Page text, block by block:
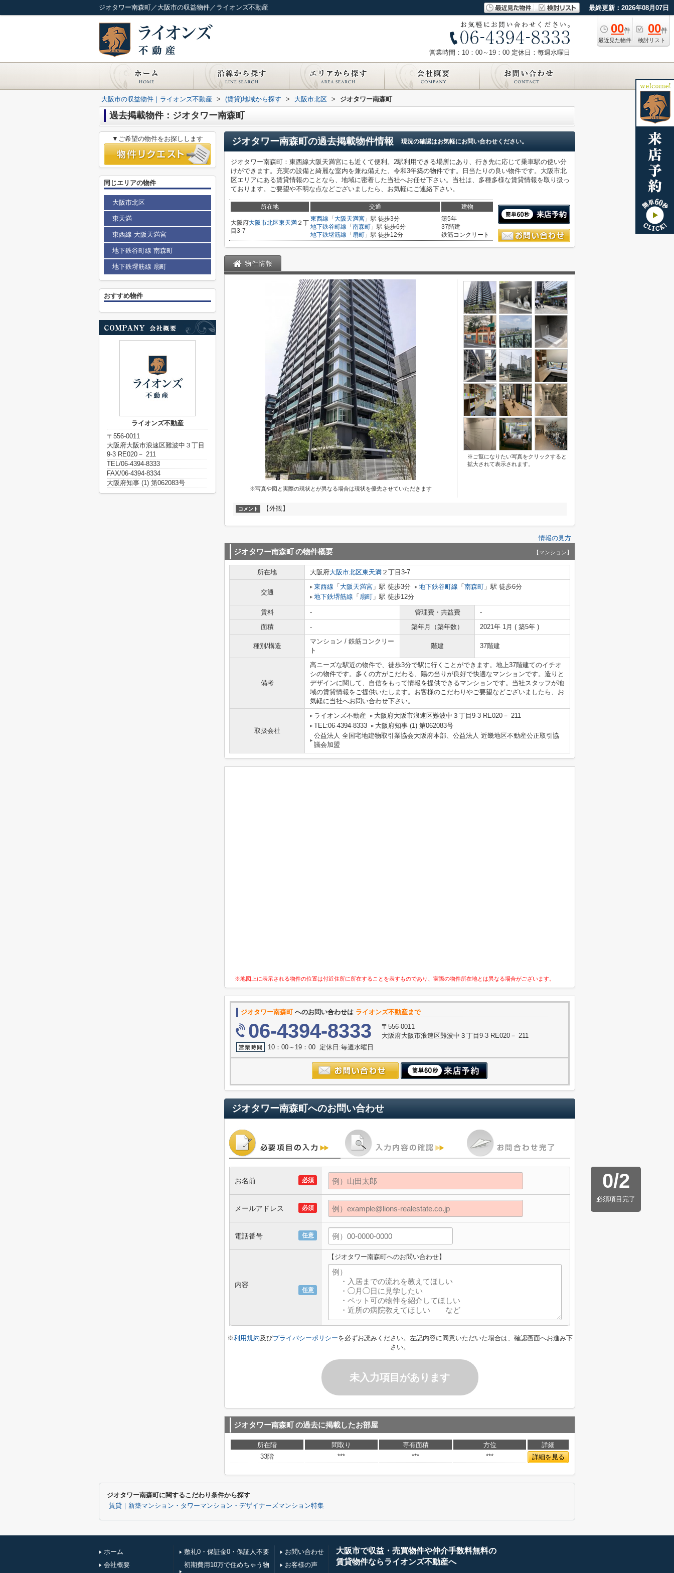
ジオタワー南森町／大阪市の収益物件／ライオンズ不動産 最終更新：2026年08月07日
00件
最近見た物件
00件
検討リスト
営業時間：10：00～19：00 定休日：毎週水曜日
大阪市の収益物件｜ライオンズ不動産 > (賃貸)地域から探す > 大阪市北区 > ジオタワー南森町
過去掲載物件：ジオタワー南森町
ジオタワー南森町の過去掲載物件情報 現況の確認はお気軽にお問い合わせください。
ジオタワー南森町：東西線大阪天満宮にも近くて便利。2駅利用できる場所にあり、行き先に応じて乗車駅の使い分
けができます。充実の設備と綺麗な室内を兼ね備えた、令和3年築の物件です。日当たりの良い物件です。大阪市北
区エリアにある賃貸情報のことなら、地域に密着した当社へお任せ下さい。当社は、多種多様な賃貸情報を取り扱っ
ております。ご要望や不明な点などございましたら、お気軽にご連絡下さい。
所在地 交通 建物
大阪府大阪市北区東天満 ２丁
目3-7
東西線 「 大阪天満宮 」駅 徒歩3分
地下鉄谷町線 「 南森町 」駅 徒歩6分
地下鉄堺筋線 「 扇町 」駅 徒歩12分
築5年
37階建
鉄筋コンクリート
物件情報
※写真や図と実際の現状とが異なる場合は現状を優先させていただきます
※ご覧になりたい写真をクリックすると
拡大されて表示されます。
コメント 【外観】
情報の見方
ジオタワー南森町の物件概要 【マンション】
所在地 大阪府大阪市北区東天満 ２丁目3-7
交通
東西線 「 大阪天満宮 」駅 徒歩3分 地下鉄谷町線 「 南森町 」駅 徒歩6分
地下鉄堺筋線 「 扇町 」駅 徒歩12分
賃料 - 管理費・共益費
-
面積
- 築年月（築年数） 2021年 1月 ( 築5年 )
種別/構造
マンション / 鉄筋コンクリー
ト
階建 37階建
備考
高ニーズな駅近の物件で、徒歩3分で駅に行くことができます。地上37階建てのイチオ
シの物件です。多くの方がこだわる、陽の当りが良好で快適なマンションです。造りと
デザインに関して、自信をもって情報を提供できるマンションです。当社スタッフが地
域の賃貸情報をご提供いたします。お客様のこだわりやご要望などございましたら、お
気軽に当社へお問い合わせ下さい。
取扱会社
ライオンズ不動産
大阪府大阪市浪速区難波中３丁目9-3 RE020－ 211
TEL:06-4394-8333
大阪府知事 (1) 第062083号
公益法人 全国宅地建物取引業協会大阪府本部、公益法人 近畿地区不動産公正取引協
議会加盟
※地図上に表示される物件の位置は付近住所に所在することを表すものであり、実際の物件所在地とは異なる場合がございます。
ジオタワー南森町へのお問い合わせは ライオンズ不動産まで
06-4394-8333
〒556-0011
大阪府大阪市浪速区難波中３丁目9-3 RE020－ 211
10：00～19：00 定休日:毎週水曜日
ジオタワー南森町へのお問い合わせ
0/2
必須項目完了
必須
お名前
必須
メールアドレス
任意
電話番号
任意
内容
【ジオタワー南森町へのお問い合わせ】
※利用規約及びプライバシーポリシーを必ずお読みください。左記内容に同意いただいた場合は、確認画面へお進み下
さい。
未入力項目があります
ジオタワー南森町の過去に掲載したお部屋
所在階 間取り 専有面積 方位
詳細
33階
*** *** *** 詳細を見る
▼ご希望の物件をお探しします
同じエリアの物件
大阪市北区
東天満
東西線 大阪天満宮
地下鉄谷町線 南森町
地下鉄堺筋線 扇町
おすすめ物件
ライオンズ不動産
〒556-0011
大阪府大阪市浪速区難波中３丁目
9-3 RE020－ 211
TEL/06-4394-8333
FAX/06-4394-8334
大阪府知事 (1) 第062083号
ジオタワー南森町に関するこだわり条件から探す
賃貸｜新築マンション・タワーマンション・デザイナーズマンション特集
ホーム
会社概要
敷礼0・保証金0・保証人不要
初期費用10万で住めちゃう物
お問い合わせ
お客様の声
大阪市で収益・売買物件や仲介手数料無料の
賃貸物件ならライオンズ不動産へ